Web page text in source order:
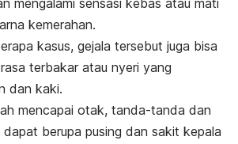
mengalami sensasi kebas atau mati
kemerahan.
kasus, gejala tersebut juga bisa
terbakar atau nyeri yang
dan kaki.
mencapai otak, tanda-tanda dan
berupa pusing dan sakit kepala